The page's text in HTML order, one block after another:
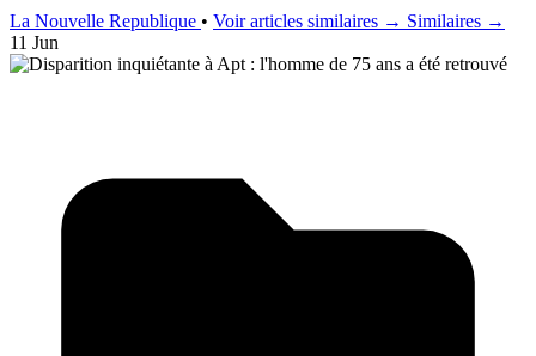
La Nouvelle Republique • Voir articles similaires → Similaires →
11 Jun